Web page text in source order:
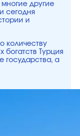
другие
сегодня
и
количеству
богатств Турция
государства, а